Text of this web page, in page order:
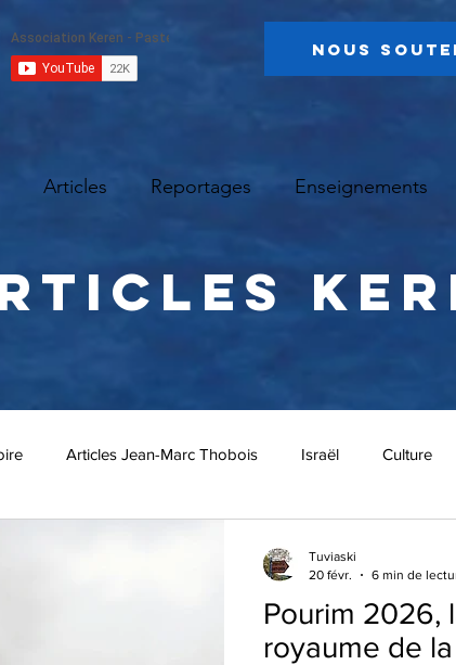
Nous
Articles Reportages Enseignements
Articles Jean-Marc Thobois Israël Culture
Pourim 2026,
royaume de
Tuviaski
20 févr.
6 min de